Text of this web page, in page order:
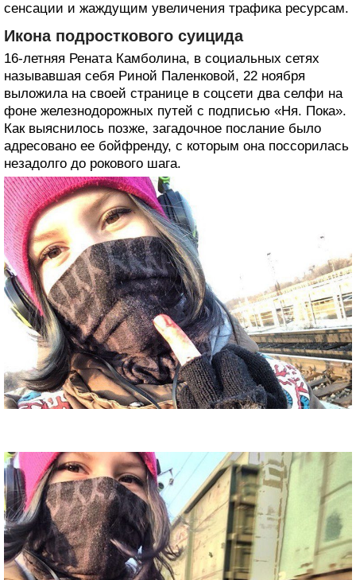
сенсации и жаждущим увеличения трафика ресурсам.
Икона подросткового суицида
16-летняя Рената Камболина, в социальных сетях
называвшая себя Риной Паленковой, 22 ноября
выложила на своей странице в соцсети два селфи на
фоне железнодорожных путей с подписью «Ня. Пока».
Как выяснилось позже, загадочное послание было
адресовано ее бойфренду, с которым она поссорилась
незадолго до рокового шага.